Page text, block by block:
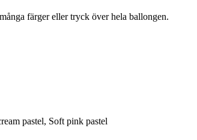
färger eller tryck över hela ballongen.
pastel, Soft pink pastel